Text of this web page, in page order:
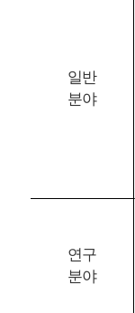
일반
분야
연구
분야